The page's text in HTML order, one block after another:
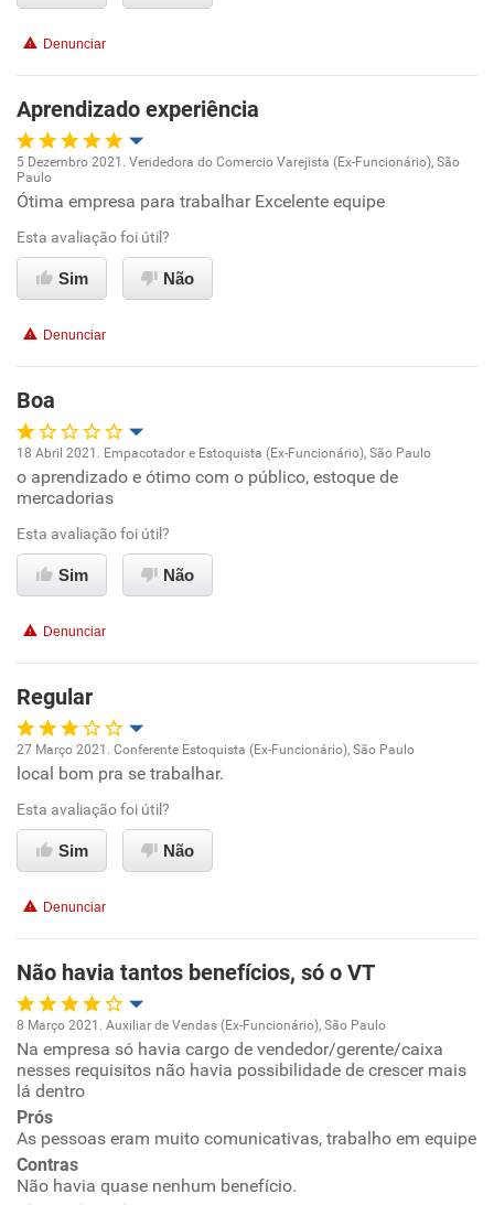
Recomenda a diretoria
Denunciar
Aprendizado experiência
Oportunidade de promoção
Ambiente de trabalho
Conciliação com a vida familiar
5 Dezembro 2021. Vendedora do Comercio Varejista (Ex-Funcionário), São
Paulo
Ótima empresa para trabalhar Excelente equipe
Esta avaliação foi útil?
Sim Não
Denunciar
Boa
Oportunidade de promoção
Ambiente de trabalho
Conciliação com a vida familiar
Recomenda esta empresa
Não recomenda a diretoria
18 Abril 2021. Empacotador e Estoquista (Ex-Funcionário), São Paulo
o aprendizado e ótimo com o público, estoque de
mercadorias
Esta avaliação foi útil?
Sim Não
Denunciar
Regular
Oportunidade de promoção
Ambiente de trabalho
Benefícios
Não recomenda esta empresa
Não recomenda a diretoria
27 Março 2021. Conferente Estoquista (Ex-Funcionário), São Paulo
local bom pra se trabalhar.
Esta avaliação foi útil?
Sim Não
Denunciar
Não havia tantos benefícios, só o VT
Oportunidade de promoção
Conciliação com a vida familiar
8 Março 2021. Auxiliar de Vendas (Ex-Funcionário), São Paulo
Na empresa só havia cargo de vendedor/gerente/caixa
nesses requisitos não havia possibilidade de crescer mais
lá dentro
Prós
As pessoas eram muito comunicativas, trabalho em equipe
Contras
Não havia quase nenhum benefício.